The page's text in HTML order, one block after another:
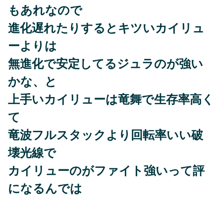
もあれなので
進化遅れたりするとキツいカイリュ
ーよりは
無進化で安定してるジュラのが強い
かな、と
上手いカイリューは竜舞で生存率高く
て
竜波フルスタックより回転率いい破
壊光線で
カイリューのがファイト強いって評
になるんでは